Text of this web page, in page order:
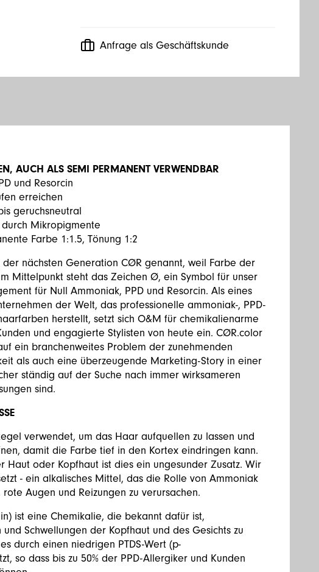
Anfrage als Geschäftskunde
AUCH ALS SEMI PERMANENT VERWENDBAR
und Resorcin
erreichen
geruchsneutral
Mikropigmente
Farbe 1:1.5, Tönung 1:2
nächsten Generation CØR genannt, weil Farbe der
Mittelpunkt steht das Zeichen Ø, ein Symbol für unser
für Null Ammoniak, PPD und Resorcin. Als eines
der Welt, das professionelle ammoniak-, PPD-
herstellt, setzt sich O&M für chemikalienarme
und engagierte Stylisten von heute ein. CØR.color
ein branchenweites Problem der zunehmenden
als auch eine überzeugende Marketing-Story in einer
ständig auf der Suche nach immer wirksameren
sind.
verwendet, um das Haar aufquellen zu lassen und
damit die Farbe tief in den Kortex eindringen kann.
Haut oder Kopfhaut ist dies ein ungesunder Zusatz. Wir
- ein alkalisches Mittel, das die Rolle von Ammoniak
Augen und Reizungen zu verursachen.
ist eine Chemikalie, die bekannt dafür ist,
und Schwellungen der Kopfhaut und des Gesichts zu
durch einen niedrigen PTDS-Wert (p-
so dass bis zu 50% der PPD-Allergiker und Kunden